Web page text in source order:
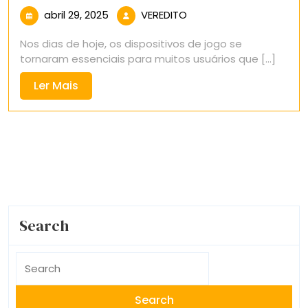
abril 29, 2025 abril
2025
VEREDITO
Nos dias de hoje, os dispositivos de jogo se
tornaram essenciais para muitos usuários que [...]
Ler Mais
Mais
Search
for: